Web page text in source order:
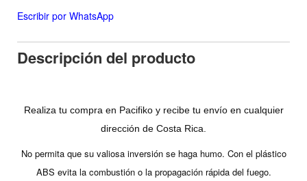
Escribir por WhatsApp
Descripción del producto
Realiza tu compra en Pacifiko y recibe tu envío en cualquier
dirección de Costa Rica.
No permita que su valiosa inversión se haga humo. Con el plástico
ABS evita la combustión o la propagación rápida del fuego.